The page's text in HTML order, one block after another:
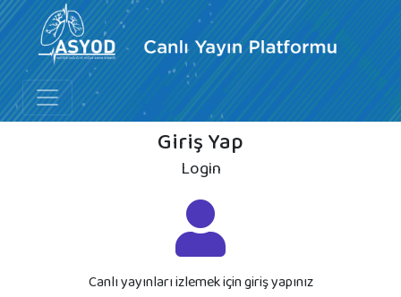
Giriş Yap
Login
Canlı yayınları izlemek için giriş yapınız